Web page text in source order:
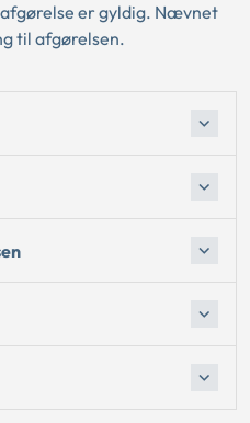
er gyldig. Nævnet
til afgørelsen.